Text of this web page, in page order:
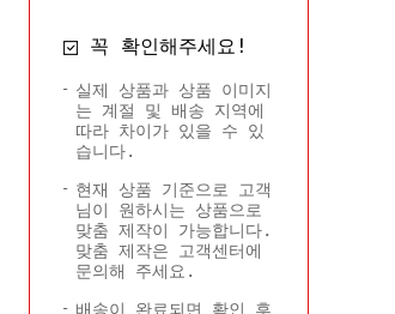
회사 연혁
플로플로소개
회원사 현황
콜롬비아현황
꼭 확인해주세요!
실제 상품과 상품 이미지
는 계절 및 배송 지역에
따라 차이가 있을 수 있
습니다.
현재 상품 기준으로 고객
님이 원하시는 상품으로
맞춤 제작이 가능합니다.
맞춤 제작은 고객센터에
문의해 주세요.
배송이 완료되면 확인 후